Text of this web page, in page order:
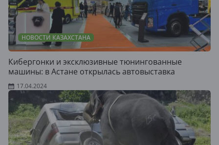
НОВОСТИ КАЗАХСТАНА
Кибергонки и эксклюзивные тюнингованные
машины: в Астане открылась автовыставка
17.04.2024